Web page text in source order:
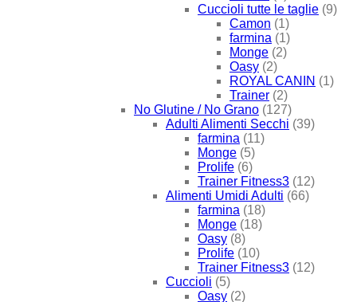
Cuccioli tutte le taglie (9)
Camon (1)
farmina (1)
Monge (2)
Oasy (2)
ROYAL CANIN (1)
Trainer (2)
No Glutine / No Grano (127)
Adulti Alimenti Secchi (39)
farmina (11)
Monge (5)
Prolife (6)
Trainer Fitness3 (12)
Alimenti Umidi Adulti (66)
farmina (18)
Monge (18)
Oasy (8)
Prolife (10)
Trainer Fitness3 (12)
Cuccioli (5)
Oasy (2)